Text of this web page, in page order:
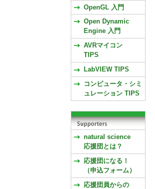
OpenGL 入門
Open Dynamic
Engine 入門
AVRマイコン
TIPS
LabVIEW TIPS
コンピュータ・シミ
ュレーション TIPS
natural science
応援団とは？
応援団になる！
（申込フォーム）
応援団員からの